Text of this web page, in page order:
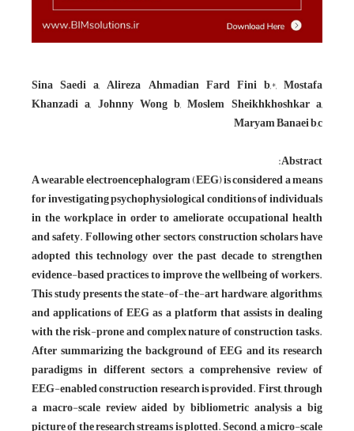
Sina Saedi a, Alireza Ahmadian Fard Fini b,*, Mostafa
Khanzadi a, Johnny Wong b, Moslem Sheikhkhoshkar a,
Maryam Banaei b,c
Abstract:
A wearable electroencephalogram (EEG) is considered a means
for investigating psychophysiological conditions of individuals
in the workplace in order to ameliorate occupational health
and safety. Following other sectors, construction scholars have
adopted this technology over the past decade to strengthen
evidence-based practices to improve the wellbeing of workers.
This study presents the state-of-the-art hardware, algorithms,
and applications of EEG as a platform that assists in dealing
with the risk-prone and complex nature of construction tasks.
After summarizing the background of EEG and its research
paradigms in different sectors, a comprehensive review of
EEG-enabled construction research is provided. First, through
a macro-scale review aided by bibliometric analysis a big
picture of the research streams is plotted. Second, a micro-scale